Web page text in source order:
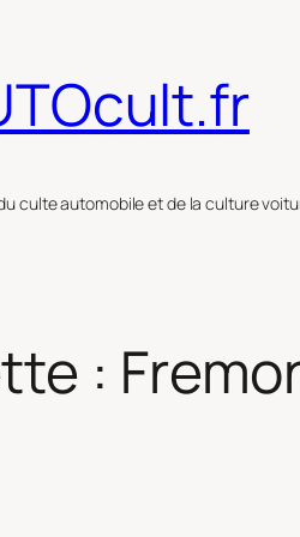
culte automobile et de la culture
: